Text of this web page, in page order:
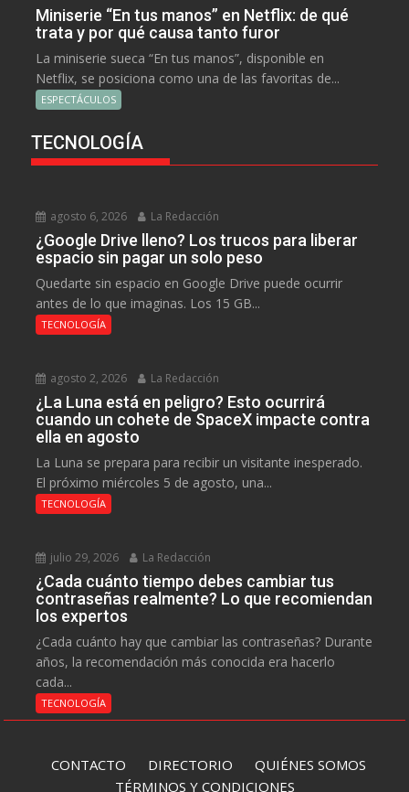
Miniserie “En tus manos” en Netflix: de qué
trata y por qué causa tanto furor
La miniserie sueca “En tus manos”, disponible en
Netflix, se posiciona como una de las favoritas de...
ESPECTÁCULOS
TECNOLOGÍA
agosto 6, 2026 La Redacción
¿Google Drive lleno? Los trucos para liberar
espacio sin pagar un solo peso
Quedarte sin espacio en Google Drive puede ocurrir
antes de lo que imaginas. Los 15 GB...
TECNOLOGÍA
agosto 2, 2026 La Redacción
¿La Luna está en peligro? Esto ocurrirá
cuando un cohete de SpaceX impacte contra
ella en agosto
La Luna se prepara para recibir un visitante inesperado.
El próximo miércoles 5 de agosto, una...
TECNOLOGÍA
julio 29, 2026 La Redacción
¿Cada cuánto tiempo debes cambiar tus
contraseñas realmente? Lo que recomiendan
los expertos
¿Cada cuánto hay que cambiar las contraseñas? Durante
años, la recomendación más conocida era hacerlo
cada...
TECNOLOGÍA
CONTACTO DIRECTORIO QUIÉNES SOMOS
TÉRMINOS Y CONDICIONES